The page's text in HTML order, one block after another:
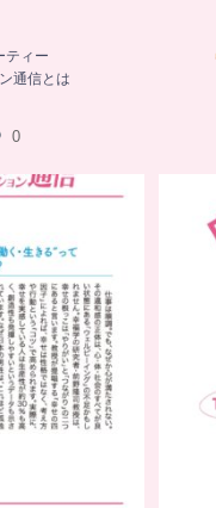
ティー
通信とは
0
0